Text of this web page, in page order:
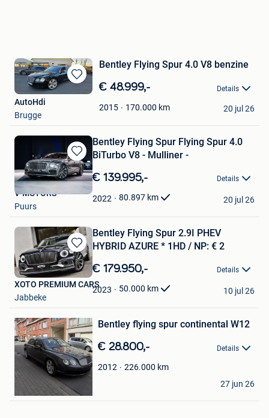
Bewaren
in
Bentley Flying Spur 4.0 V8 benzine
€ 48.999,- Details
2015 170.000 km
AutoHdi
Brugge
20 jul 26
Bewaren
in
Mijn
Favorieten
Bentley Flying Spur Flying Spur 4.0
BiTurbo V8 - Mulliner -
€ 139.995,- Details
2022 80.897 km
V-MOTORS
Puurs
20 jul 26
Bewaren
in
Mijn
Favorieten
Bentley Flying Spur 2.9I PHEV
HYBRID AZURE * 1HD / NP: € 2
€ 179.950,- Details
2023 50.000 km
XOTO PREMIUM CARS
Jabbeke
10 jul 26
in
Mijn
Favorieten
Bentley flying spur continental W12
€ 28.800,- Details
2012 226.000 km
Calogero
Evere
27 jun 26